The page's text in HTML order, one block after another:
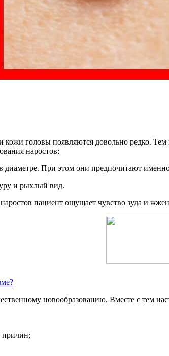
головы появляются довольно редко.
наростов:
При этом они предпочитают
и рыхлый вид.
пациент ощущает чувство зуда и
новообразованию. Вместе с тем
причин;